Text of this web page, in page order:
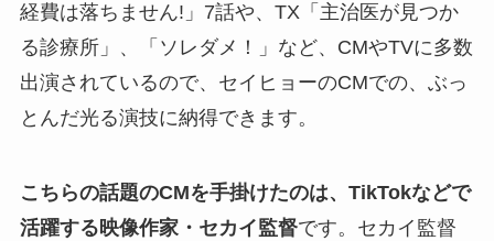
経費は落ちません!」7話や、TX「主治医が見つか
る診療所」、「ソレダメ！」など、CMやTVに多数
出演されているので、セイヒョーのCMでの、ぶっ
とんだ光る演技に納得できます。
こちらの話題のCMを手掛けたのは、TikTokなどで
活躍する映像作家・セカイ監督です。セカイ監督